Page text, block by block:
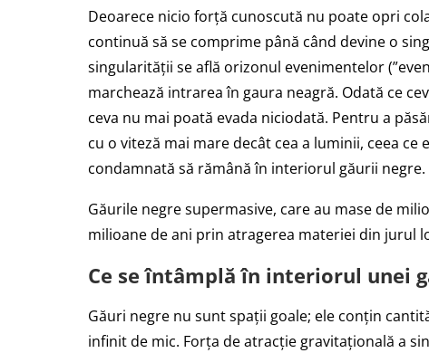
Deoarece nicio forță cunoscută nu poate opri
continuă să se comprime până când devine o
singularității se află orizonul evenimentelor
marchează intrarea în gaura neagră. Odată ce
ceva nu mai poată evada niciodată. Pentru a
cu o viteză mai mare decât cea a luminii, ceea
condamnată să rămână în interiorul găurii negre.
Găurile negre supermasive, care au mase de
milioane de ani prin atragerea materiei din jurul
Ce se întâmplă în interiorul unei
Găuri negre nu sunt spații goale; ele conțin
infinit de mic. Forța de atracție gravitațională a